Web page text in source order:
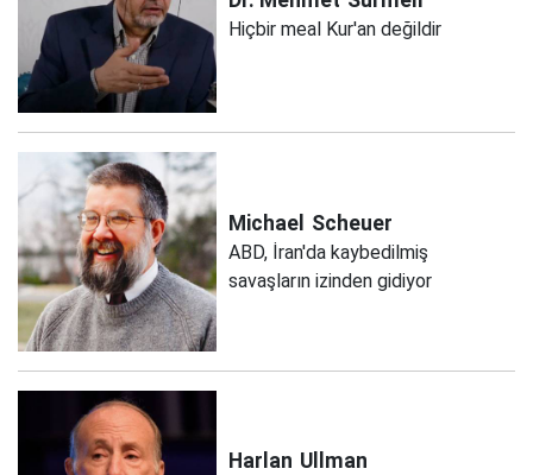
Hiçbir meal Kur'an değildir
Michael Scheuer
ABD, İran'da kaybedilmiş
savaşların izinden gidiyor
Harlan Ullman